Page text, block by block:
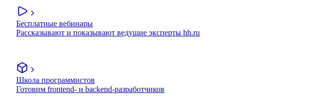
Бесплатные вебинары
Рассказывают и показывают ведущие эксперты hh.ru
Школа программистов
Готовим frontend- и backend-разработчиков